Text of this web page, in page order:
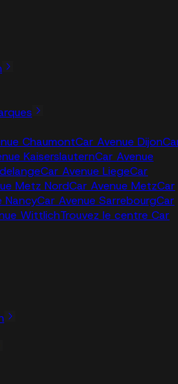
ChaumontCar Avenue Dijon
KaiserslauternCar Avenue
Car Avenue LiegeCar
Metz NordCar Avenue MetzCar
NancyCar Avenue SarrebourgCar
WittlichTrouvez le centre Car